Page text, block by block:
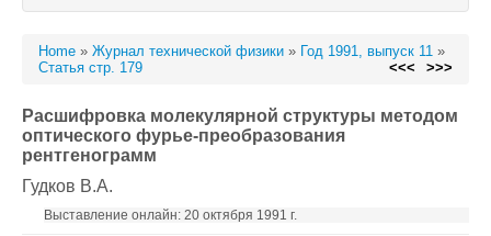
Home » Журнал технической физики » Год 1991, выпуск 11 »
Статья стр. 179
<<< >>>
Расшифровка молекулярной структуры методом
оптического фурье-преобразования
рентгенограмм
Гудков В.А.
Выставление онлайн: 20 октября 1991 г.